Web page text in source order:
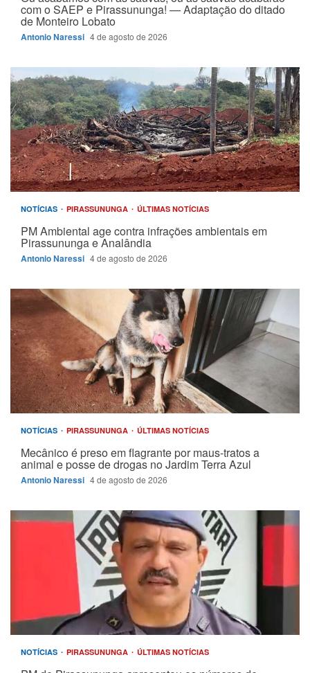
com o SAEP e Pirassununga! — Adaptação do ditado
de Monteiro Lobato
Antonio Naressi 4 de agosto de 2026
NOTÍCIAS PIRASSUNUNGA ÚLTIMAS NOTÍCIAS
PM Ambiental age contra infrações ambientais em
Pirassununga e Analândia
Antonio Naressi 4 de agosto de 2026
NOTÍCIAS PIRASSUNUNGA ÚLTIMAS NOTÍCIAS
Mecânico é preso em flagrante por maus-tratos a
animal e posse de drogas no Jardim Terra Azul
Antonio Naressi 4 de agosto de 2026
NOTÍCIAS PIRASSUNUNGA ÚLTIMAS NOTÍCIAS